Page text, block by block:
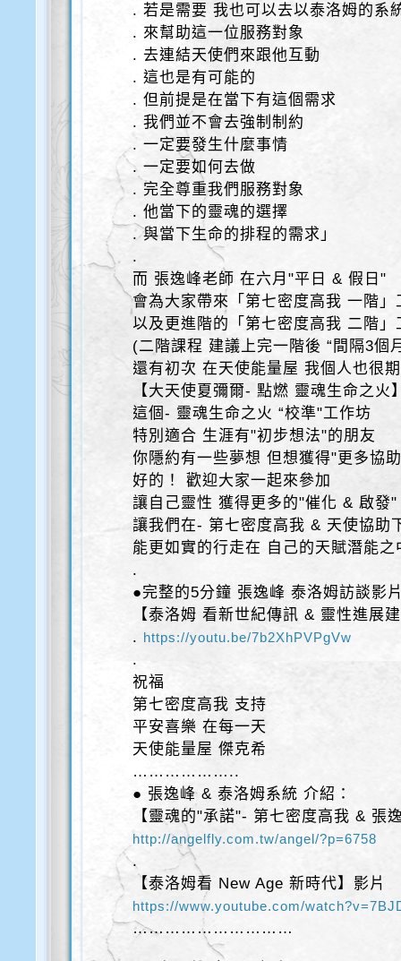
. 若是需要 我也可以去以泰洛姆的系
. 來幫助這一位服務對象
. 去連結天使們來跟他互動
. 這也是有可能的
. 但前提是在當下有這個需求
. 我們並不會去強制制約
. 一定要發生什麼事情
. 一定要如何去做
. 完全尊重我們服務對象
. 他當下的靈魂的選擇
. 與當下生命的排程的需求」
.
而 張逸峰老師 在六月"平日 & 假日"
會為大家帶來「第七密度高我 一階」
以及更進階的「第七密度高我 二階」
(二階課程 建議上完一階後 “間隔3個
還有初次 在天使能量屋 我個人也很
【大天使夏彌爾- 點燃 靈魂生命之火
這個- 靈魂生命之火 “校準"工作坊
特別適合 生涯有"初步想法"的朋友
你隱約有一些夢想 但想獲得"更多協
好的！ 歡迎大家一起來參加
讓自己靈性 獲得更多的"催化 & 啟發"
讓我們在- 第七密度高我 & 天使協助
能更如實的行走在 自己的天賦潛能之
.
●完整的5分鐘 張逸峰 泰洛姆訪談影
【泰洛姆 看新世紀傳訊 & 靈性進展
. https://youtu.be/7b2XhPVPgVw
.
祝福
第七密度高我 支持
平安喜樂 在每一天
天使能量屋 傑克希
………………..
● 張逸峰 & 泰洛姆系統 介紹：
【靈魂的"承諾"- 第七密度高我 & 張
http://angelfly.com.tw/angel/?p=6758
.
【泰洛姆看 New Age 新時代】影片
https://www.youtube.com/
…………………………